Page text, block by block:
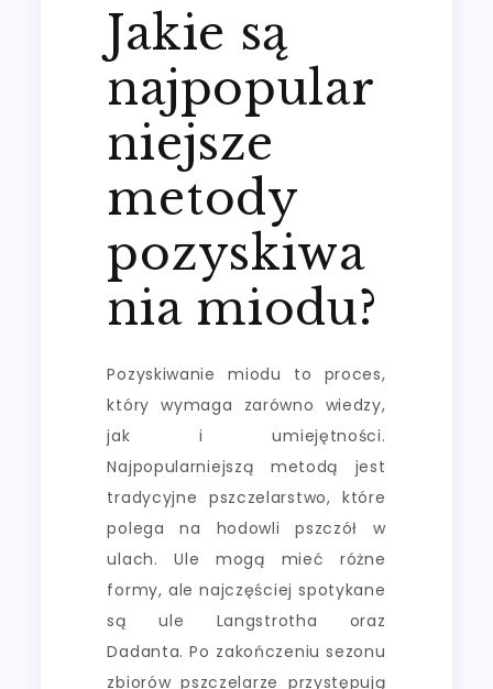
Jakie są
najpopular
niejsze
metody
pozyskiwa
nia miodu?
Pozyskiwanie miodu to proces,
który wymaga zarówno wiedzy,
jak i umiejętności.
Najpopularniejszą metodą jest
tradycyjne pszczelarstwo, które
polega na hodowli pszczół w
ulach. Ule mogą mieć różne
formy, ale najczęściej spotykane
są ule Langstrotha oraz
Dadanta. Po zakończeniu sezonu
zbiorów pszczelarze przystępują